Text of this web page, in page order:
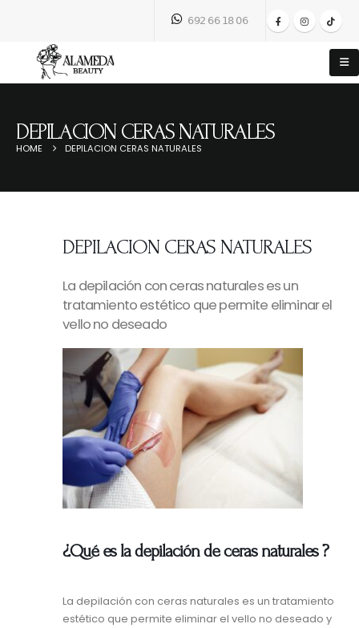
𝟨𝟫𝟤 𝟨𝟨 𝟣𝟪 𝟢𝟨
DEPILACION CERAS NATURALES
HOME DEPILACION CERAS NATURALES
DEPILACION CERAS NATURALES
La depilación con ceras naturales es un
tratamiento estético que permite eliminar el
vello no deseado
¿Qué es la depilación de ceras naturales ?
La depilación con ceras naturales es un tratamiento
estético que permite eliminar el vello no deseado y